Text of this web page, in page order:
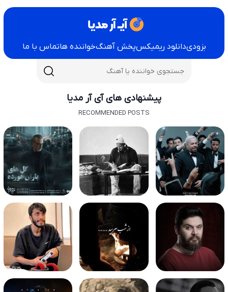
بزودیدانلود ریمیکسپخش آهنگخواننده هاتماس با ما
پیشنهادی های آی آر مدیا
RECOMMENDED POSTS